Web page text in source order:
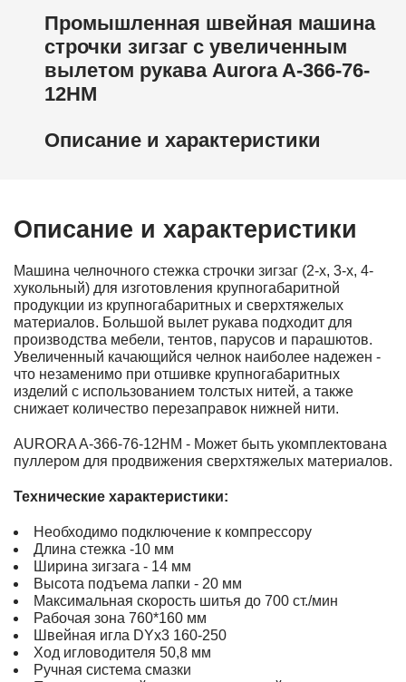
Промышленная швейная машина
строчки зигзаг с увеличенным
вылетом рукава Aurora A-366-76-
12HM
Описание и характеристики
Описание и характеристики
Машина челночного стежка строчки зигзаг (2-х, 3-х, 4-
хукольный) для изготовления крупногабаритной
продукции из крупногабаритных и сверхтяжелых
материалов. Большой вылет рукава подходит для
производства мебели, тентов, парусов и парашютов.
Увеличенный качающийся челнок наиболее надежен -
что незаменимо при отшивке крупногабаритных
изделий с использованием толстых нитей, а также
снижает количество перезаправок нижней нити.
AURORA A-366-76-12HM - Может быть укомплектована
пуллером для продвижения сверхтяжелых материалов.
Технические характеристики:
Необходимо подключение к компрессору
Длина стежка -10 мм
Ширина зигзага - 14 мм
Высота подъема лапки - 20 мм
Максимальная скорость шитья до 700 ст./мин
Рабочая зона 760*160 мм
Швейная игла DYx3 160-250
Ход игловодителя 50,8 мм
Ручная система смазки